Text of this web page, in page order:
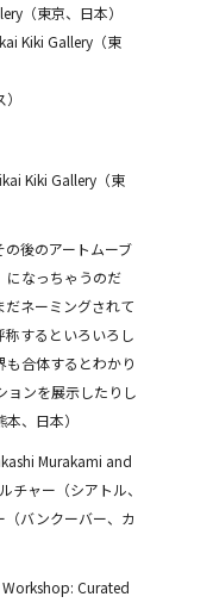
（東京、日本）
Kiki Gallery（東
Kiki Gallery（東
の後のアートムーブ
になっちゃうのだ
ネーミングされて
称するといろいろし
も合体するとわかり
ョンを展示したりし
、日本）
Murakami and
チャー（シアトル、
（バンクーバー、カ
Curated